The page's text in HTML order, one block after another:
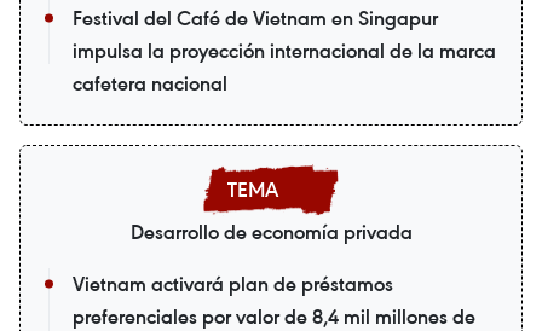
Festival del Café de Vietnam en Singapur
impulsa la proyección internacional de la marca
cafetera nacional
Desarrollo de economía privada
Vietnam activará plan de préstamos
preferenciales por valor de 8,4 mil millones de